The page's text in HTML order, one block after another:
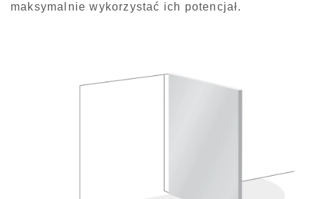
maksymalnie wykorzystać ich potencjał.